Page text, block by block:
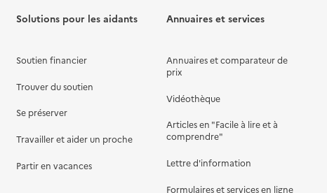
Solutions pour les aidants
Soutien financier
Trouver du soutien
Se préserver
Travailler et aider un proche
Partir en vacances
Annuaires et services
Annuaires et comparateur de
prix
Vidéothèque
Articles en "Facile à lire et à
comprendre"
Lettre d'information
Formulaires et services en ligne